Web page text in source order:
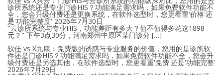
诊所系统还是专业门诊HIS？功能满足需求吗，如果免费软件功能不
全，您会升级付费还是更换系统，在软件选型时，您更看重'价格'还
是'功能完整度' 2026年7月30日
"云诊所系统与专业HIS，功能差距有多大？值不值得多花这1898
元？" 下午3点30分，河南郑州中原区某门诊分 […]
软佳 vs X九康：免费版的诱惑与专业服务的价值，您用的是诊所软
件还是门诊HIS？功能满足需求吗，如果免费软件功能不全，您会升
级付费还是另选其他，在软件选型时，您更看重'免费'还是'功能完整'
2026年7月29日